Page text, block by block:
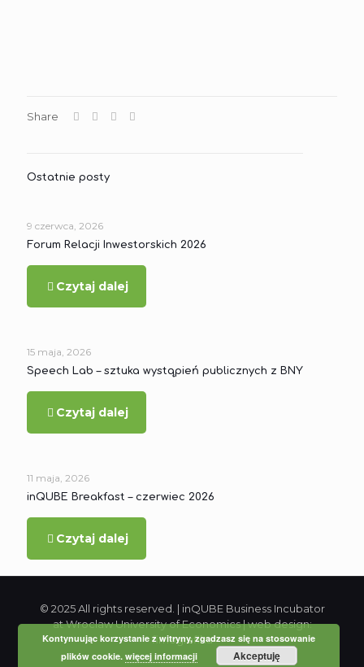
Share
Ostatnie posty
9 czerwca, 2026
Forum Relacji Inwestorskich 2026
Czytaj dalej
15 maja, 2026
Speech Lab – sztuka wystąpień publicznych z BNY
Czytaj dalej
11 maja, 2026
inQUBE Breakfast – czerwiec 2026
Czytaj dalej
© 2025 All rights reserved. | inQUBE Business Incubator
at Wroclaw University of Economics | web design:
fimografika
Kontynuując korzystanie z witryny, zgadzasz się na stosowanie
plików cookie. więcej informacji Akceptuję